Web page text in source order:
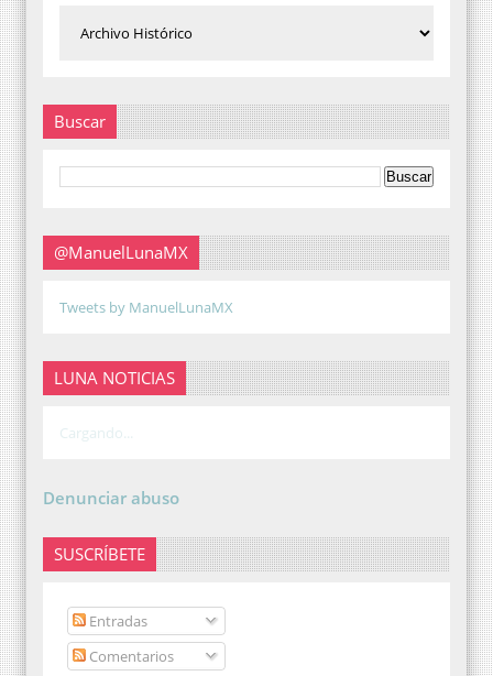
Buscar
@ManuelLunaMX
Tweets by ManuelLunaMX
LUNA NOTICIAS
Cargando...
Denunciar abuso
SUSCRÍBETE
Entradas
Comentarios